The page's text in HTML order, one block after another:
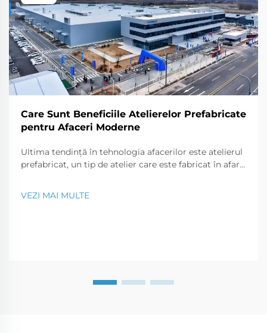
Care Sunt Beneficiile Atelierelor Prefabricate
pentru Afaceri Moderne
Ultima tendință în tehnologia afacerilor este atelierul
prefabricat, un tip de atelier care este fabricat în afara
construcție este o soluție perfectă pentru o...
VEZI MAI MULTE